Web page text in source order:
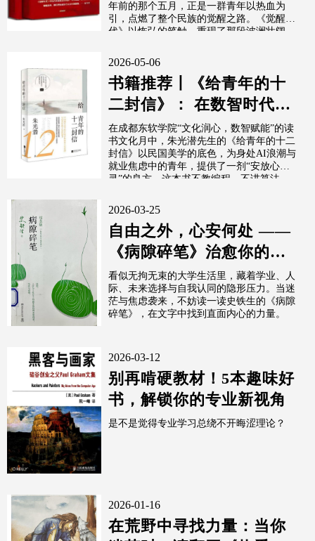
年前的那个五月，正是一群青年以热血为
引，点燃了整个民族的觉醒之路。《觉醒年
代》以恢弘的笔触，重现了那段波澜壮阔
2026-05-06
书籍推荐丨《给青年的十
二封信》： 在数智时代守
护心灵的“源头活水”
在成都东软学院“文化润心，数智赋能”的读
书文化月中，朱光潜先生的《给青年的十二
封信》以民国美学的底色，为身处AI浪潮与
就业焦虑中的青年，提供了一剂“安放心
灵”的良方。这本书不教编程、不讲算法...
2026-03-25
自由之外，心安何处 ——
《病隙碎笔》治愈你的焦
虑
看似无拘无束的大学生活里，藏着学业、人
际、未来选择与自我认同的隐形压力。当迷
茫与焦虑袭来，不妨读一读史铁生的《病隙
碎笔》，在文字中找到直面内心的力量。
2026-03-12
别再啃硬教材！5本趣味好
书，解锁你的专业新视角
是不是觉得专业学习总绕不开晦涩理论？
2026-01-16
在荒野中寻找力量：当你